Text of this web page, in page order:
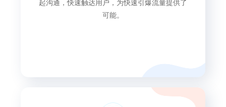
起沟通，快速触达用户，为快速引爆流量提供了
可能。